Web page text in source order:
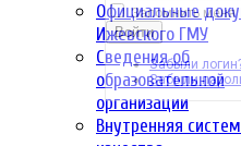
Официальные
Ижевского ГМУ
Сведения об
образовательной
организации
Внутренняя
Запомнить меня
Войти
Забыли
Забыли